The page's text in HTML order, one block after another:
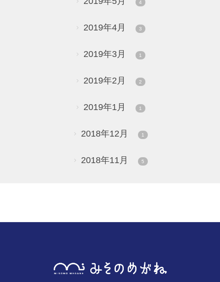
4
2019年4月 3
2019年3月 1
2019年2月 2
2019年1月 1
2018年12月 1
2018年11月 5